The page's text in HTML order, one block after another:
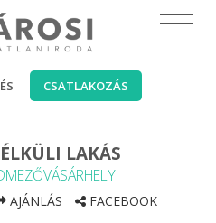
CSATLAKOZÁS
LAKÁS
AJÁNLÁS FACEBOOK